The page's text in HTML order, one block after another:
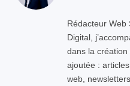
Rédacteur Web
Digital,
dans la
ajoutée :
web,